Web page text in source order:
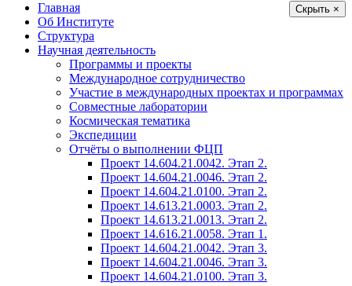
Скрыть ×
Главная
Об Институте
Структура
Научная деятельность
Программы и проекты
Международное сотрудничество
Участие в международных проектах и программах
Совместные лаборатории
Космическая тематика
Экспедиции
Отчёты о выполнении ФЦП
Проект 14.604.21.0042. Этап 2.
Проект 14.604.21.0046. Этап 2.
Проект 14.604.21.0100. Этап 2.
Проект 14.613.21.0003. Этап 2.
Проект 14.613.21.0013. Этап 2.
Проект 14.616.21.0058. Этап 1.
Проект 14.604.21.0042. Этап 3.
Проект 14.604.21.0046. Этап 3.
Проект 14.604.21.0100. Этап 3.